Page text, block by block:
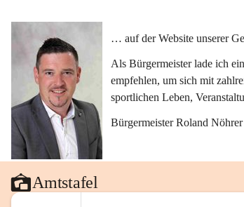
… auf der Website unserer
Als Bürgermeister lade ich
empfehlen, um sich mit
sportlichen Leben,
Bürgermeister Roland Nöhrer
Amtstafel